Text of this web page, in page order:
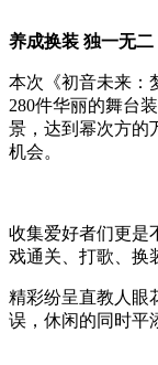
养成换装 独一无二
本次《初音未来：
280件华丽的舞台
景，达到幂次方的
机会。
收集爱好者们更是
戏通关、打歌、换
精彩纷呈直教人眼
误，休闲的同时平